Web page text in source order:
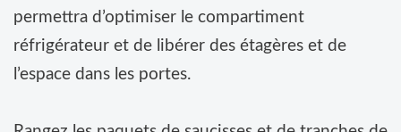
permettra d’optimiser le compartiment
réfrigérateur et de libérer des étagères et de
l’espace dans les portes.